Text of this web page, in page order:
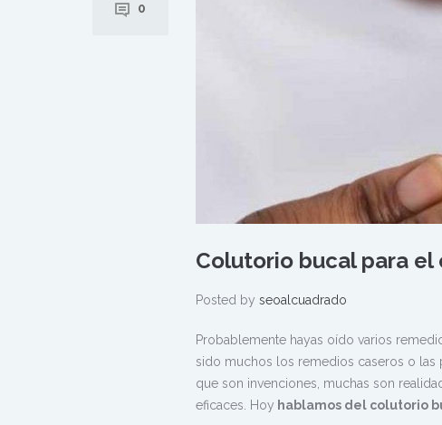
0
Colutorio bucal para
Posted by seoalcuadrado
Probablemente hayas oído varios
sido muchos los remedios caseros o las
que son invenciones, muchas son
eficaces. Hoy hablamos del colutorio